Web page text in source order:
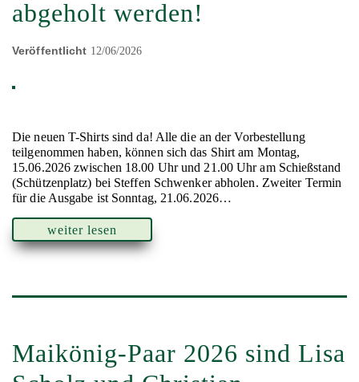
abgeholt werden!
Veröffentlicht 12/06/2026
Die neuen T-Shirts sind da! Alle die an der Vorbestellung
teilgenommen haben, können sich das Shirt am Montag,
15.06.2026 zwischen 18.00 Uhr und 21.00 Uhr am Schießstand
(Schützenplatz) bei Steffen Schwenker abholen. Zweiter Termin
für die Ausgabe ist Sonntag, 21.06.2026…
weiter lesen
Maikönig-Paar 2026 sind Lisa